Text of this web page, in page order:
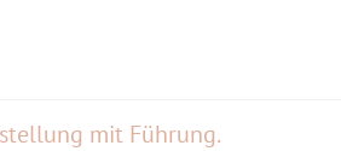
mit Führung.